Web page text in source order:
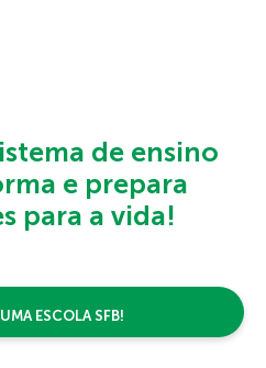
de ensino
e prepara
para a vida!
ESCOLA SFB!